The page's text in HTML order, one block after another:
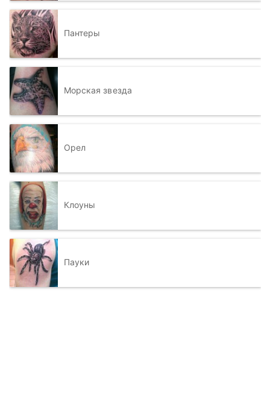
Пантеры
Морская звезда
Орел
Клоуны
Пауки